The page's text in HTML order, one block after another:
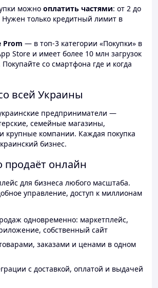
можно оплатить частями: от 2 до
только кредитный лимит в
Prom — в топ-3 категории «Покупки» в
Store и имеет более 10 млн загрузок
Покупайте со смартфона где и когда
всей Украины
предприниматели —
семейные магазины,
крупные компании. Каждая покупка
бизнес.
продаёт онлайн
для бизнеса любого масштаба.
управление, доступ к миллионам
одновременно: маркетплейс,
собственный сайт
заказами и ценами в одном
с доставкой, оплатой и выдачей